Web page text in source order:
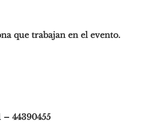
que trabajan en el evento.
44390455